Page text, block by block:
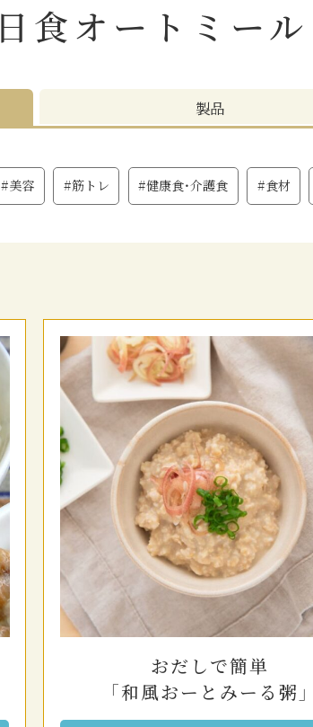
日食オートミール
製品
#美容 #筋トレ #健康食・介護食 #食材
おだしで簡単
「和風おーとみーる粥」